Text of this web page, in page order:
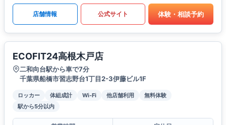
店舗情報 公式サイト 体験・相談予約
ECOFIT24高根木戸店
二和向台駅から車で7分
千葉県船橋市習志野台1丁目2-3伊藤ビル1F
ロッカー 体組成計 Wi-Fi 他店舗利用
無料体験
駅から5分以内